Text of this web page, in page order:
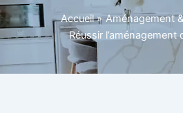
Accueil
Aménagement
Réussir l’aménagement